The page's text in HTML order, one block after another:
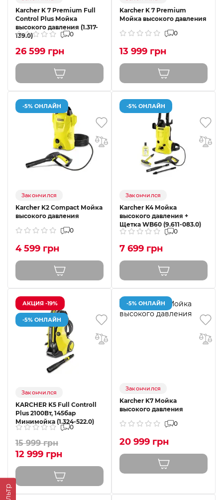
Karcher K 7 Premium Full
Control Plus Мойка
высокого давления (1.317-
139.0)
0
26 599 грн
Karcher K 7 Premium
Мойка высокого давления
0
13 999 грн
-5% ОНЛАЙН
Закончился
Karcher K2 Compact Мойка
высокого давления
0
4 599 грн
-5% ОНЛАЙН
Закончился
Karcher K4 Мойка
высокого давления +
Щетка WB60 (9.611-083.0)
0
7 699 грн
АКЦИЯ -19%
-5% ОНЛАЙН
Закончился
KARCHER K5 Full Controll
Plus 2100Вт, 145бар
Минимойка (1.324-522.0)
0
15 999 грн
12 999 грн
-5% ОНЛАЙН
Закончился
Karcher K7 Мойка
высокого давления
0
20 999 грн